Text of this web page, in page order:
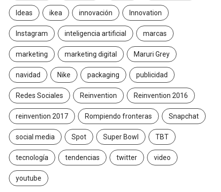
Ideas ikea innovación Innovation
Instagram inteligencia artificial marcas
marketing marketing digital Maruri Grey
navidad Nike packaging publicidad
Redes Sociales Reinvention Reinvention 2016
reinvention 2017 Rompiendo fronteras Snapchat
social media Spot Super Bowl TBT
tecnología tendencias twitter video
youtube